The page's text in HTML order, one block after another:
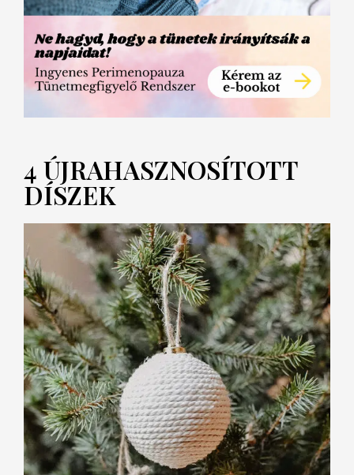
4 ÚJRAHASZNOSÍTOTT
DÍSZEK